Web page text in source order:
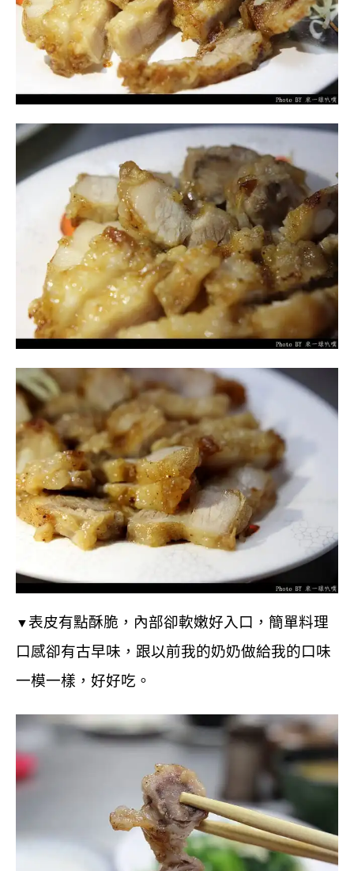
▼ 表皮有點酥脆，內部卻軟嫩好入口， 簡單料理
口感卻有古早味， 跟以前我的奶奶做給我的口味
一模一樣，好好吃。